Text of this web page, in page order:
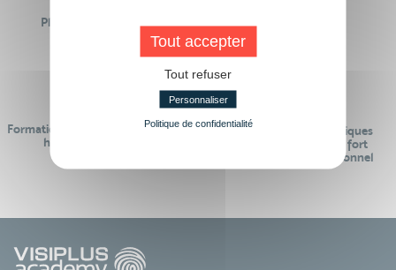
Plus de 50 formations
Des intervenants
Formations réalisables pendant ou
hors temps de travail
Des contenus pédagogiques
« de pointe » et en lien fort
avec le monde professionnel
Tout accepter
Tout refuser
Personnaliser
Politique de confidentialité